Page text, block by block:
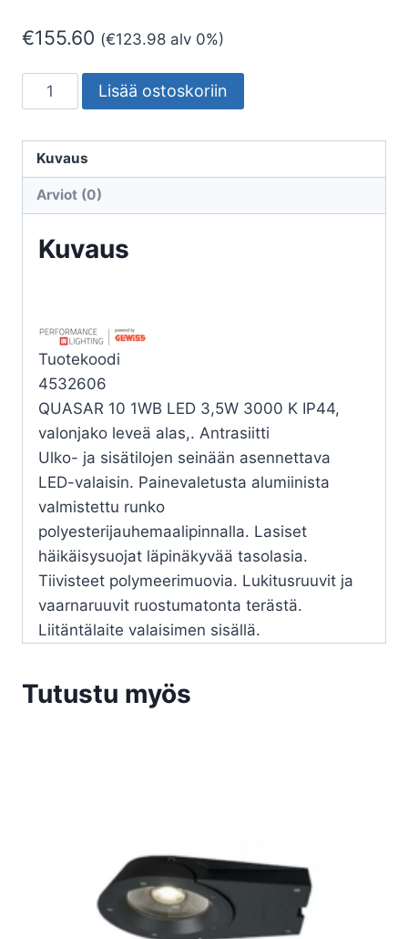
€155.60 (€123.98 alv 0%)
SEINÄVALAISIN
ULKO
10
1WB
3000K
Lisää ostoskoriin
Kuvaus
Arviot (0)
Kuvaus
Tuotekoodi
4532606
QUASAR 10 1WB LED 3,5W 3000 K IP44,
valonjako leveä alas,. Antrasiitti
Ulko- ja sisätilojen seinään asennettava
LED-valaisin. Painevaletusta alumiinista
valmistettu runko
polyesterijauhemaalipinnalla. Lasiset
häikäisysuojat läpinäkyvää tasolasia.
Tiivisteet polymeerimuovia. Lukitusruuvit ja
vaarnaruuvit ruostumatonta terästä.
Liitäntälaite valaisimen sisällä.
Tutustu myös